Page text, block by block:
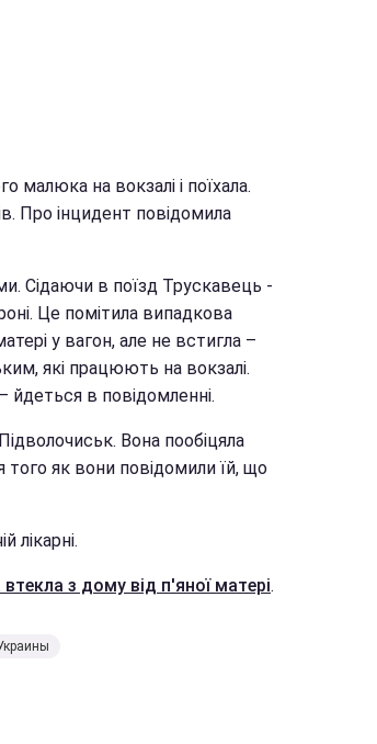
малюка на вокзалі і поїхала.
Про інцидент повідомила
Сідаючи в поїзд Трускавець -
Це помітила випадкова
у вагон, але не встигла –
які працюють на вокзалі.
йдеться в повідомленні.
Вона пообіцяла
того як вони повідомили їй, що
лікарні.
з дому від п'яної матері.